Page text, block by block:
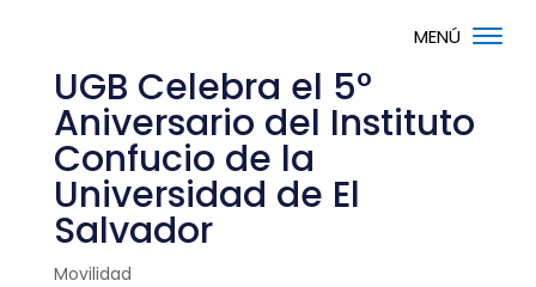
UGB Celebra el 5°
Aniversario del Instituto
Confucio de la
Universidad de El
Salvador
Movilidad